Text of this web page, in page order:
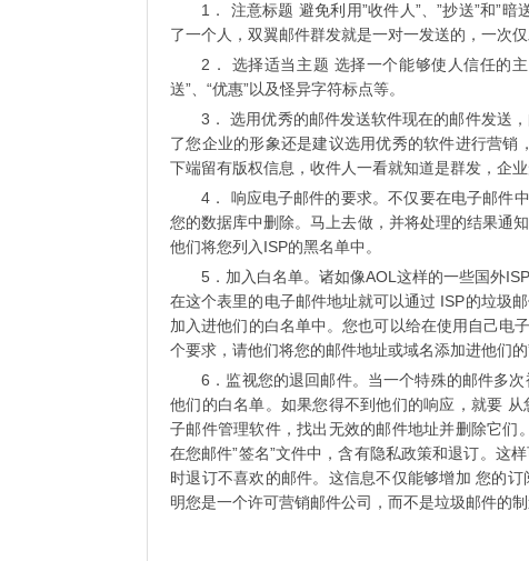
1． 注意标题 避免利用”收件人”、”抄送”和”
了一个人，双翼邮件群发就是一对一发送的，一次仅
2． 选择适当主题 选择一个能够使人信任的
送”、“优惠”以及怪异字符标点等。
3． 选用优秀的邮件发送软件现在的邮件发送
了您企业的形象还是建议选用优秀的软件进行营
下端留有版权信息，收件人一看就知道是群发，企
4． 响应电子邮件的要求。不仅要在电子邮件
您的数据库中删除。马上去做，并将处理的结果通
他们将您列入ISP的黑名单中。
5．加入白名单。诸如像AOL这样的一些国外
在这个表里的电子邮件地址就可以通过 ISP的垃圾
加入进他们的白名单中。您也可以给在使用自己电
个要求，请他们将您的邮件地址或域名添加进他们的
6．监视您的退回邮件。当一个特殊的邮件多
他们的白名单。如果您得不到他们的响应，就要
子邮件管理软件，找出无效的邮件地址并删除它们
在您邮件”签名”文件中，含有隐私政策和退订。这
时退订不喜欢的邮件。这信息不仅能够增加 您的
明您是一个许可营销邮件公司，而不是垃圾邮件的制